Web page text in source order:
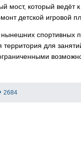
мост, который ведёт
детской игровой
спортивных
для
2684